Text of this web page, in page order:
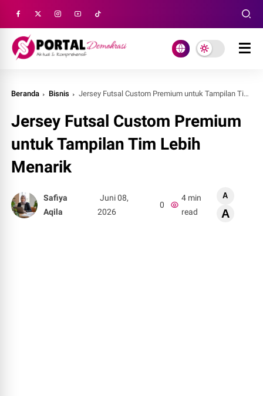
Beranda Bisnis Jersey Futsal Custom Premium untuk Tampilan Tim Lebih Menarik
Jersey Futsal Custom Premium
untuk Tampilan Tim Lebih
Menarik
Safiya
Aqila
Juni 08,
2026
0
4 min
read
A
A